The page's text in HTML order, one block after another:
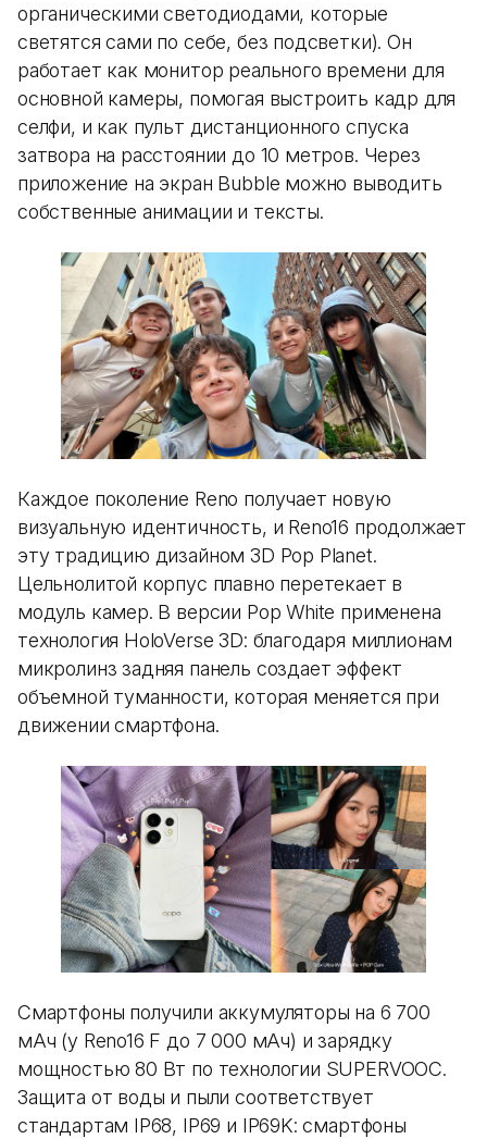
органическими светодиодами, которые
светятся сами по себе, без подсветки). Он
работает как монитор реального времени для
основной камеры, помогая выстроить кадр для
селфи, и как пульт дистанционного спуска
затвора на расстоянии до 10 метров. Через
приложение на экран Bubble можно выводить
собственные анимации и тексты.
Каждое поколение Reno получает новую
визуальную идентичность, и Reno16 продолжает
эту традицию дизайном 3D Pop Planet.
Цельнолитой корпус плавно перетекает в
модуль камер. В версии Pop White применена
технология HoloVerse 3D: благодаря миллионам
микролинз задняя панель создает эффект
объемной туманности, которая меняется при
движении смартфона.
Смартфоны получили аккумуляторы на 6 700
мАч (у Reno16 F до 7 000 мАч) и зарядку
мощностью 80 Вт по технологии SUPERVOOC.
Защита от воды и пыли соответствует
стандартам IP68, IP69 и IP69K: смартфоны